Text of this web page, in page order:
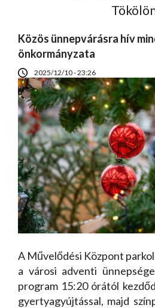
Közös ünnepvárásra hív
önkormányzata
2025/12/10 - 23:26
A Művelődési Központ
a városi adventi
program 15:20 órától
gyertyagyújtással, majd